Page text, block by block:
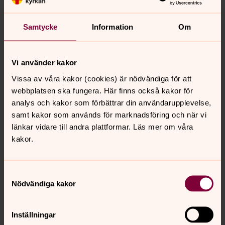
Samtycke Information Om
Vi använder kakor
Vissa av våra kakor (cookies) är nödvändiga för att
webbplatsen ska fungera. Här finns också kakor för
analys och kakor som förbättrar din användarupplevelse,
samt kakor som används för marknadsföring och när vi
länkar vidare till andra plattformar. Läs mer om våra
kakor.
Nödvändiga kakor
Inställningar
Pilgrimslivet innehåller många delar som är viktiga för
människans psykiska hälsa. Diakonen och socionomen Li
Almgren tror att alla skulle må bra av att pilgrimsvandra.
Ungas utmaningar
Elsa Björling delar med sig av sin analys av vad som är
de största problemen och utmaningarna i Varberg.
När kriget är nära
Ulla Bonebjär var sjuksköterska på Röda Korsets sjukhus
i Kabul under inbördeskriget. Innan det var det många
När Varbergs platser blir levande
Varberg under 28 år. Han är full av berättelser om dåtida